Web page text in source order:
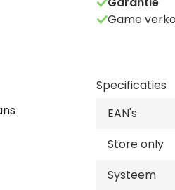
Game
Specificaties
EAN's
Store only
Systeem